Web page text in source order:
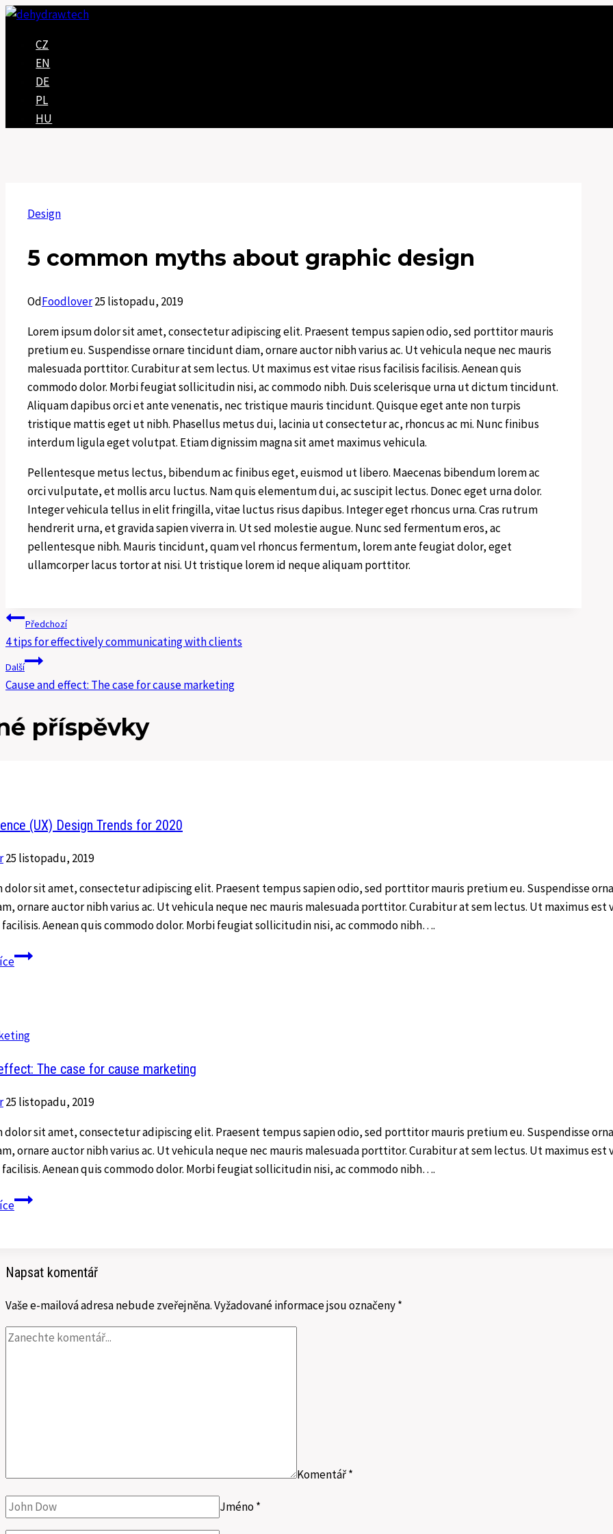
Přeskočit
CZ
EN
DE
PL
HU
Design
5 common myths about graphic design
OdFoodlover25 listopadu, 2019
Lorem ipsum dolor sit amet, consectetur adipiscing elit. Praesent tempus sapien odio, sed porttitor mauris
pretium eu. Suspendisse ornare tincidunt diam, ornare auctor nibh varius ac. Ut vehicula neque nec mauris
malesuada porttitor. Curabitur at sem lectus. Ut maximus est vitae risus facilisis facilisis. Aenean quis
commodo dolor. Morbi feugiat sollicitudin nisi, ac commodo nibh. Duis scelerisque urna ut dictum tincidunt.
Aliquam dapibus orci et ante venenatis, nec tristique mauris tincidunt. Quisque eget ante non turpis
tristique mattis eget ut nibh. Phasellus metus dui, lacinia ut consectetur ac, rhoncus ac mi. Nunc finibus
interdum ligula eget volutpat. Etiam dignissim magna sit amet maximus vehicula.
Pellentesque metus lectus, bibendum ac finibus eget, euismod ut libero. Maecenas bibendum lorem ac
orci vulputate, et mollis arcu luctus. Nam quis elementum dui, ac suscipit lectus. Donec eget urna dolor.
Integer vehicula tellus in elit fringilla, vitae luctus risus dapibus. Integer eget rhoncus urna. Cras rutrum
hendrerit urna, et gravida sapien viverra in. Ut sed molestie augue. Nunc sed fermentum eros, ac
pellentesque nibh. Mauris tincidunt, quam vel rhoncus fermentum, lorem ante feugiat dolor, eget
ullamcorper lacus tortor at nisi. Ut tristique lorem id neque aliquam porttitor.
Navigace
pro
příspěvek
Předchozí
4 tips for effectively communicating with clients
Další
Cause and effect: The case for cause marketing
příspěvky
(UX) Design Trends for 2020
25 listopadu, 2019
dolor sit amet, consectetur adipiscing elit. Praesent tempus sapien odio, sed porttitor mauris pretium eu. Suspendisse
ornare auctor nibh varius ac. Ut vehicula neque nec mauris malesuada porttitor. Curabitur at sem lectus. Ut maximus est
Aenean quis commodo dolor. Morbi feugiat sollicitudin nisi, ac commodo nibh….
User
Trends
for
2020 The case for cause marketing
25 listopadu, 2019
dolor sit amet, consectetur adipiscing elit. Praesent tempus sapien odio, sed porttitor mauris pretium eu. Suspendisse
ornare auctor nibh varius ac. Ut vehicula neque nec mauris malesuada porttitor. Curabitur at sem lectus. Ut maximus est
Aenean quis commodo dolor. Morbi feugiat sollicitudin nisi, ac commodo nibh….
Cause
case
cause
marketing
Napsat komentář
Vaše e-mailová adresa nebude zveřejněna.Vyžadované informace jsou označeny*
Komentář*
Jméno*